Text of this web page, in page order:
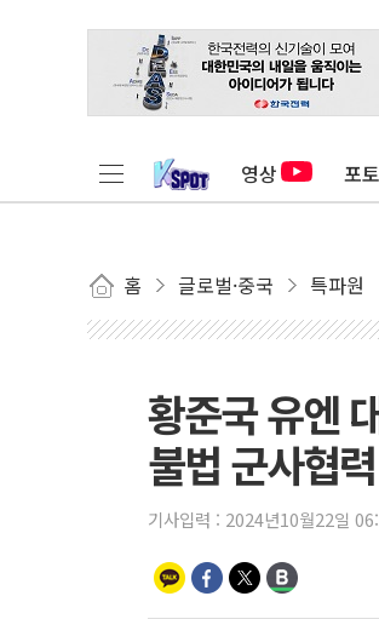
영상 포토
홈 글로벌·중국 특파원
황준국 유엔
불법 군사협
기사입력 : 2024년10월22일